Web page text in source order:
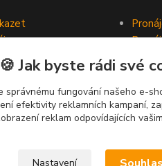
🍪 Jak byste rádi své
správnému fungování našeho e-
efektivity reklamních kampaní,
reklam odpovídajících
Nastavení